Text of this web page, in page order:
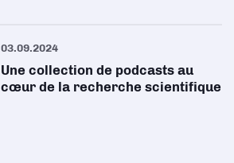
03.09.2024
Une collection de podcasts au
cœur de la recherche scientifique